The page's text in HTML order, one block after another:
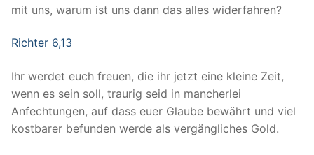
mit uns, warum ist uns dann das alles widerfahren?
Richter 6,13
Ihr werdet euch freuen, die ihr jetzt eine kleine Zeit,
wenn es sein soll, traurig seid in mancherlei
Anfechtungen, auf dass euer Glaube bewährt und viel
kostbarer befunden werde als vergängliches Gold.